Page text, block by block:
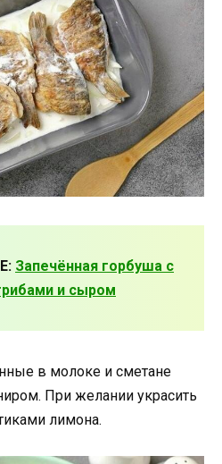
Запечённая горбуша с
и сыром
в молоке и сметане
При желании украсить
лимона.